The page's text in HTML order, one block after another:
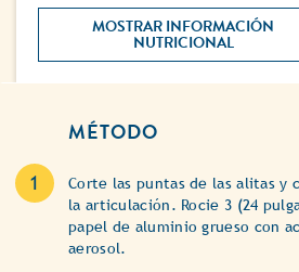
MOSTRAR INFORMACIÓN
NUTRICIONAL
MÉTODO
Corte las puntas de las alitas y
la articulación. Rocie 3 (24
papel de aluminio grueso con
aerosol.